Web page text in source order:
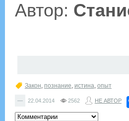
Автор:
Закон, познание, истина, опыт
— 22.04.2014 2562 НЕ АВТОР